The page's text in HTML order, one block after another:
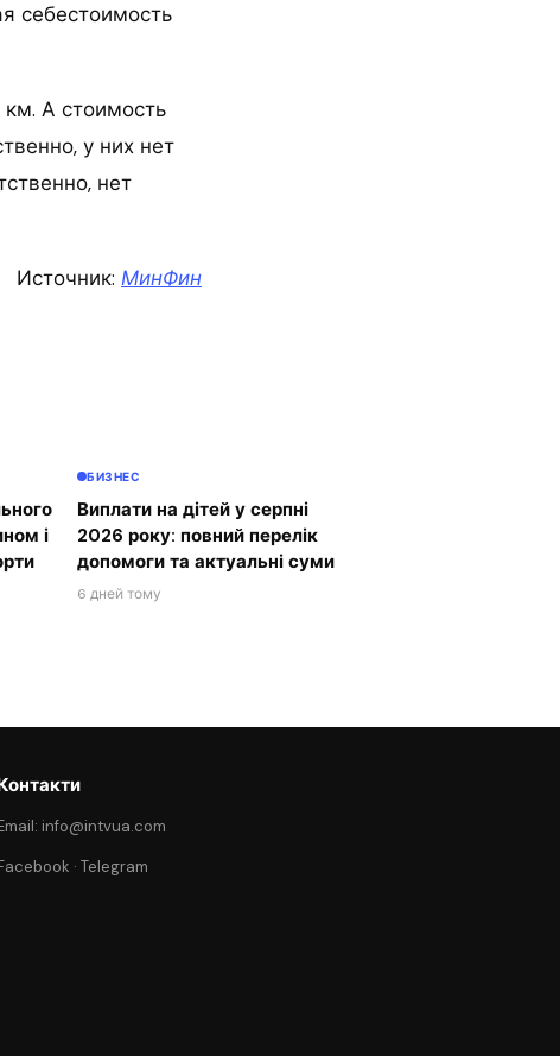
себестоимость
А стоимость
у них нет
нет
Источник: МинФин
і
БИЗНЕС
Виплати на дітей у серпні
2026 року: повний перелік
допомоги та актуальні суми
6 дней тому
info@intvua.com
·Telegram